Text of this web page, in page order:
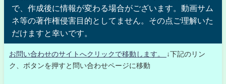
で、作成後に情報が変わる場合がございます。動画サム
ネ等の著作権侵害目的としてません。その点ご理解いた
だけますと幸いです。
お問い合わせのサイトへクリックで移動します。
↓下記のリン
ク、ボタンを押すと問い合わせページに移動